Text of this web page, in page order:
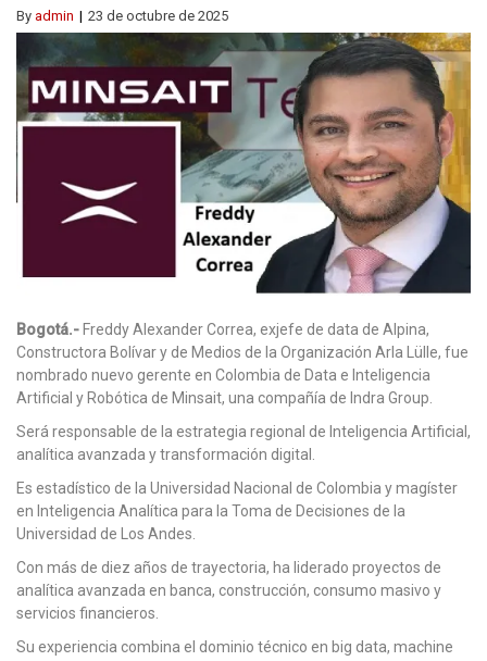
By admin 23 de octubre de 2025
Bogotá.- Freddy Alexander Correa, exjefe de data de Alpina,
Constructora Bolívar y de Medios de la Organización Arla Lülle, fue
nombrado nuevo gerente en Colombia de Data e Inteligencia
Artificial y Robótica de Minsait, una compañía de Indra Group.
Será responsable de la estrategia regional de Inteligencia Artificial,
analítica avanzada y transformación digital.
Es estadístico de la Universidad Nacional de Colombia y magíster
en Inteligencia Analítica para la Toma de Decisiones de la
Universidad de Los Andes.
Con más de diez años de trayectoria, ha liderado proyectos de
analítica avanzada en banca, construcción, consumo masivo y
servicios financieros.
Su experiencia combina el dominio técnico en big data, machine